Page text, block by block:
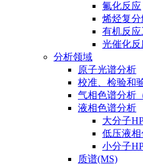
氟化反应
烯烃复
有机反
光催化反
分析领域
原子光谱分析
校准、检验和
气相色谱分析
液相色谱分析
大分子
低压液
小分子
质谱(MS)